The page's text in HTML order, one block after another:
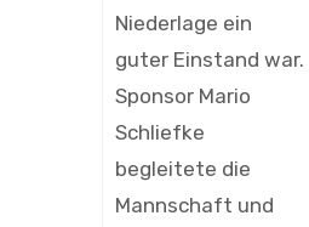
Niederlage ein
guter Einstand war.
Sponsor Mario
Schliefke
begleitete die
Mannschaft und